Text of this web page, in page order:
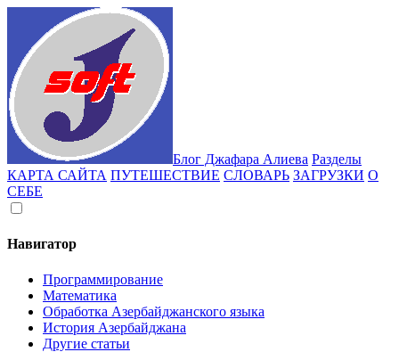
Блог Джафара Алиева Разделы
КАРТА САЙТА ПУТЕШЕСТВИЕ СЛОВАРЬ ЗАГРУЗКИ О
СЕБЕ
Навигатор
Программирование
Математика
Обработка Азербайджанского языка
История Азербайджана
Другие статьи